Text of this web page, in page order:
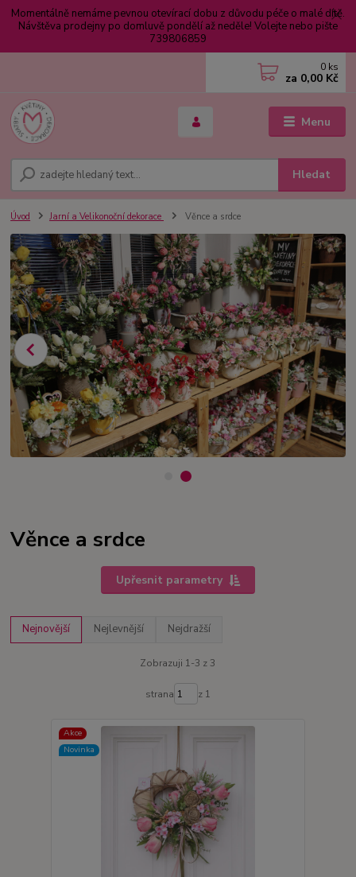
Momentálně nemáme pevnou otevírací dobu z důvodu péče o malé dítě.
Návštěva prodejny po domluvě pondělí až neděle! Volejte nebo pište
739806859
Menu
Hledat
0 ks
za 0,00 Kč
Úvod Jarní a Velikonoční dekorace Věnce a srdce
Věnce a srdce
Upřesnit parametry
Nejnovější Nejlevnější Nejdražší
Zobrazuji 1-3 z 3
strana z 1
Akce
Novinka